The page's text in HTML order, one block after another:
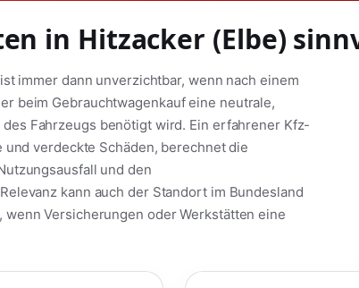
in Hitzacker (Elbe)
immer dann unverzichtbar, wenn nach einem
beim Gebrauchtwagenkauf eine neutrale,
Fahrzeugs benötigt wird. Ein erfahrener Kfz-
verdeckte Schäden, berechnet die
und den
kann auch der Standort im Bundesland
Versicherungen oder Werkstätten eine